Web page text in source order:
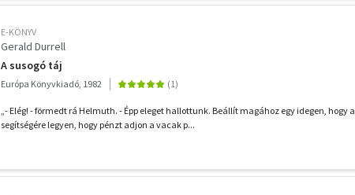
E-KÖNYV
Gerald Durrell
A susogó táj
Európa Könyvkiadó, 1982
„- Elég! - förmedt rá Helmuth. - Épp eleget hallottunk. Beállít magához egy idegen, hogy a
segítségére legyen, hogy pénzt adjon a vacak p...